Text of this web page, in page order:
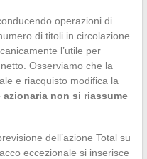
operazioni di
di titoli in circolazione.
l’utile per
Osserviamo che la
e riacquisto modifica la
azionaria non si riassume
dell’azione Total su
eccezionale si inserisce